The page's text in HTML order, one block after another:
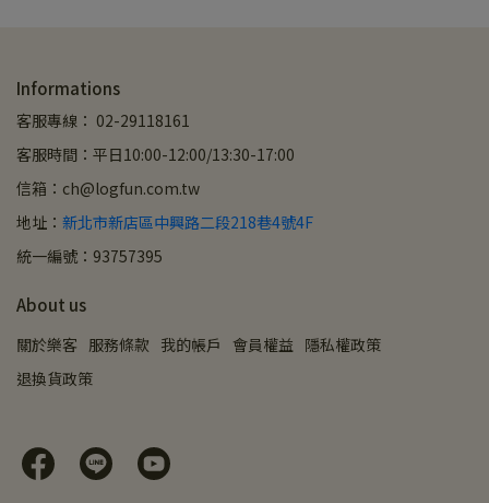
Informations
客服專線： 02-29118161
客服時間：平日10:00-12:00/13:30-17:00
信箱：ch@logfun.com.tw
地址： 新北市新店區中興路二段218巷4號4F
統一編號：93757395
About us
關於樂客 服務條款 我的帳戶 會員權益 隱私權政策
退換貨政策